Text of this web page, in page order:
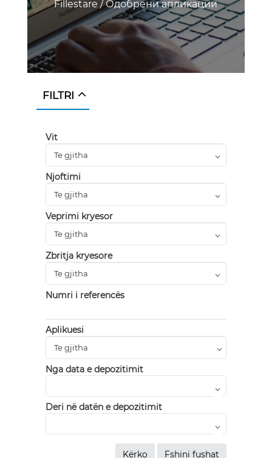
Fillestare/Одобрени апликации
FILTRI
Vit
Njoftimi
Veprimi kryesor
Zbritja kryesore
Numri i referencës
Aplikuesi
Nga data e depozitimit
Deri në datën e depozitimit